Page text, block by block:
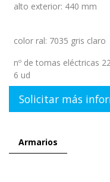
alto exterior: 440 mm
color ral: 7035 gris claro
nº de tomas eléctricas
6 ud
Solicitar más
Armarios